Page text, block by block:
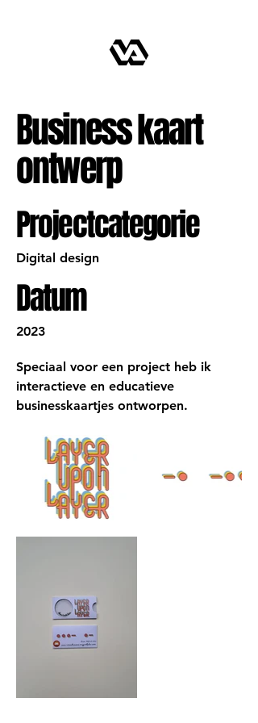
Business kaart
ontwerp
Projectcategorie
Digital design
Datum
2023
Speciaal voor een project heb ik
interactieve en educatieve
businesskaartjes ontworpen.